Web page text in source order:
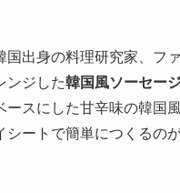
出身の料理研究家、フ
ンジした韓国風ソーセー
スにした甘辛味の韓国
ートで簡単につくるの